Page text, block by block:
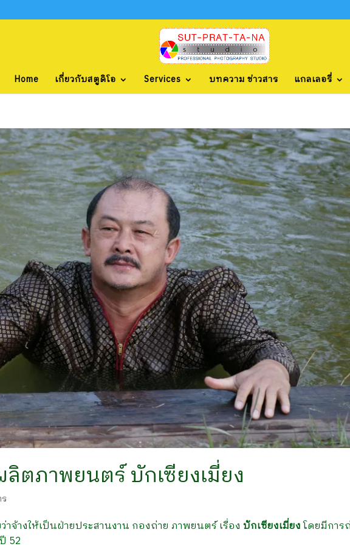
Home เกี่ยวกับสตูดิโอ Services บทความ ข่าวสาร แกลเลอรี่
ตภาพยนตร์ บักเซียงเมี่ยง
าจ้างให้เป็นฝ่ายประสานงาน กองถ่าย ภาพยนตร์ เรื่องบักเซียงเมี่ยงโดยมีการ
52